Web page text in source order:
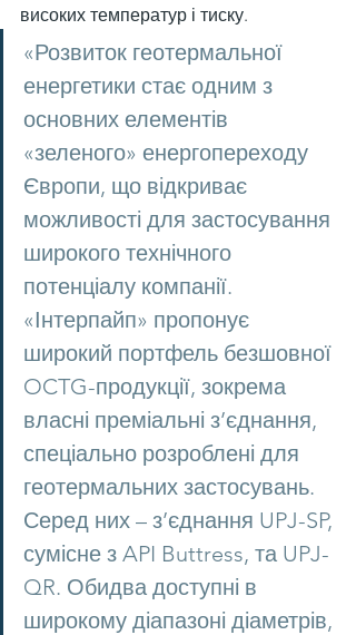
високих температур і тиску.
«Розвиток геотермальної
енергетики стає одним з
основних елементів
«зеленого» енергопереходу
Європи, що відкриває
можливості для застосування
широкого технічного
потенціалу компанії.
«Інтерпайп» пропонує
широкий портфель безшовної
OCTG-продукції, зокрема
власні преміальні з’єднання,
спеціально розроблені для
геотермальних застосувань.
Серед них – з’єднання UPJ-SP,
сумісне з API Buttress, та UPJ-
QR. Обидва доступні в
широкому діапазоні діаметрів,